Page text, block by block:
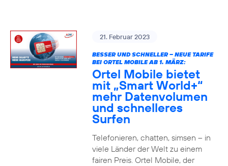
21. Februar 2023
BESSER UND SCHNELLER – NEUE TARIFE
BEI ORTEL MOBILE AB 1. MÄRZ:
Ortel Mobile bietet
mit „Smart World+“
mehr Datenvolumen
und schnelleres
Surfen
Telefonieren, chatten, simsen – in
viele Länder der Welt zu einem
fairen Preis. Ortel Mobile, der